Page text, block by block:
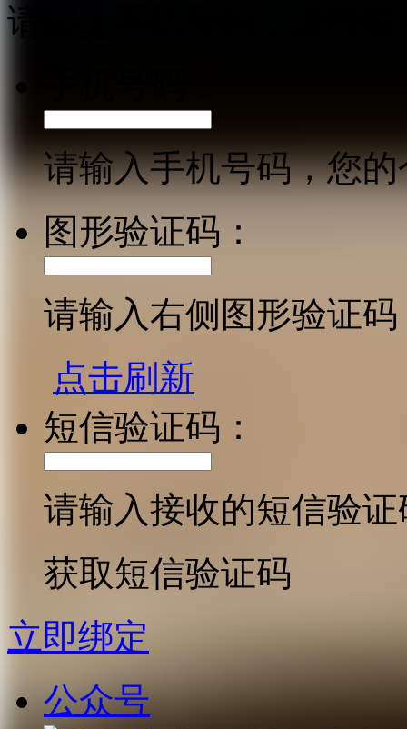
请绑定手机号码，进行
请输入手机号码，您
图形验证码：
请输入右侧图形验证码
点击刷新
短信验证码：
请输入接收的短信验证
获取短信验证码
立即绑定
公众号